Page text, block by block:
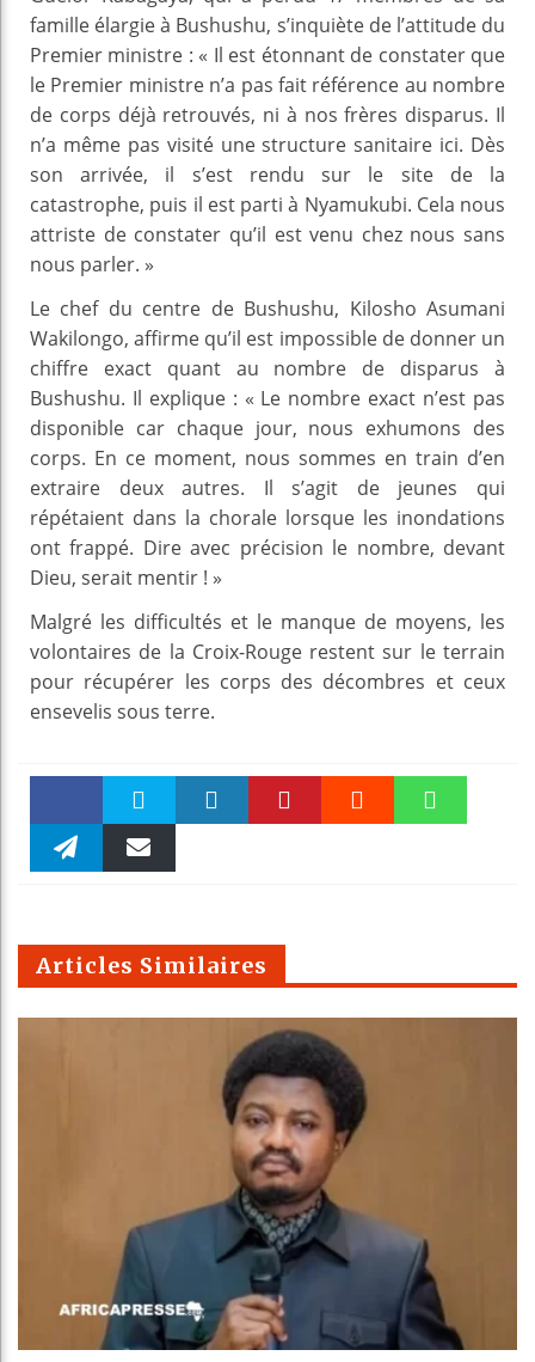
famille élargie à Bushushu, s’inquiète de l’attitude du
Premier ministre : « Il est étonnant de constater que
le Premier ministre n’a pas fait référence au nombre
de corps déjà retrouvés, ni à nos frères disparus. Il
n’a même pas visité une structure sanitaire ici. Dès
son arrivée, il s’est rendu sur le site de la
catastrophe, puis il est parti à Nyamukubi. Cela nous
attriste de constater qu’il est venu chez nous sans
nous parler. »
Le chef du centre de Bushushu, Kilosho Asumani
Wakilongo, affirme qu’il est impossible de donner un
chiffre exact quant au nombre de disparus à
Bushushu. Il explique : « Le nombre exact n’est pas
disponible car chaque jour, nous exhumons des
corps. En ce moment, nous sommes en train d’en
extraire deux autres. Il s’agit de jeunes qui
répétaient dans la chorale lorsque les inondations
ont frappé. Dire avec précision le nombre, devant
Dieu, serait mentir ! »
Malgré les difficultés et le manque de moyens, les
volontaires de la Croix-Rouge restent sur le terrain
pour récupérer les corps des décombres et ceux
ensevelis sous terre.
Faceboo Twitter
m
Articles Similaires